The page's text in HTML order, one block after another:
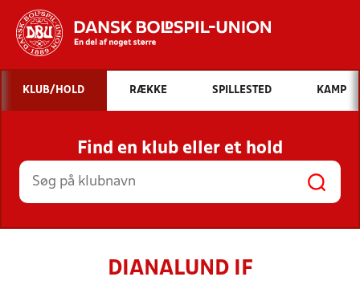
Hvad vil du søge efter?
INDHOLD OG NYHEDER
STILLINGER, RESULTATER, KLUBBER OG
HOLD
KLUB/HOLD RÆKKE SPILLESTED KAMP
Find en klub eller et hold
DIANALUND IF